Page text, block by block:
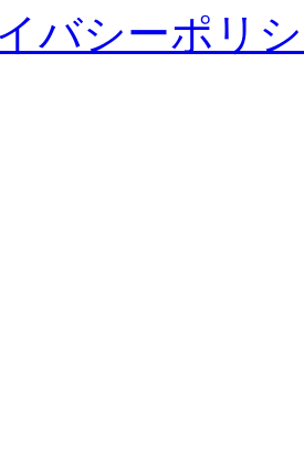
バシーポリ